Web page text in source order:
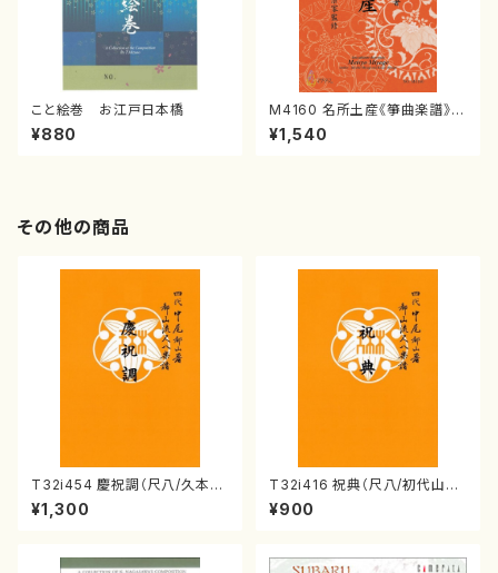
こと絵巻 お江戸日本橋
¥880
M4160 名所土産《箏曲楽譜》
（箏/宮城喜代子・宮城数江著・
宮城宗家監修/箏曲古典楽譜）
¥1,540
その他の商品
T32i454 慶祝調（尺八/久本玄
智/楽譜）都山流公刊楽譜曲番:2
161
¥1,300
T32i416 祝典（尺八/初代山川
園松/楽譜）都山流公刊楽譜曲
番:2121
¥900